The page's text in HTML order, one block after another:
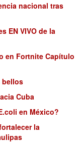
nacional tras
EN VIVO de la
en Fortnite Capítulo
bellos
Cuba
en México?
la